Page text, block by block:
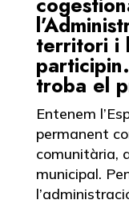
territori i
troba el
Entenem
permanent
comunitària,
municipal.